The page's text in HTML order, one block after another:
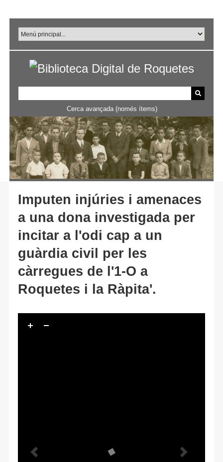
principal
Cerca avançada (només ítems)
Imputen injúries i amenaces
a una dona investigada per
incitar a l'odi cap a un
guàrdia civil per les
càrregues de l'1-O a
Roquetes i la Ràpita'.